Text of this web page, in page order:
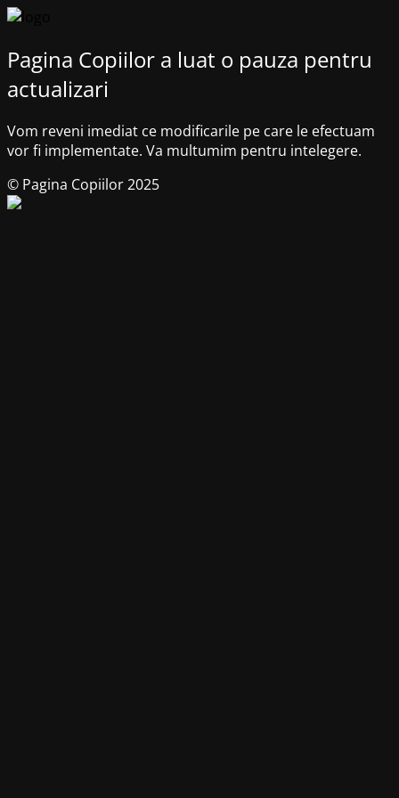
Pagina Copiilor a luat o pauza pentru
actualizari
Vom reveni imediat ce modificarile pe care le efectuam
vor fi implementate. Va multumim pentru intelegere.
© Pagina Copiilor 2025